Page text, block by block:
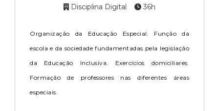
Disciplina Digital 36h
Organização da Educação Especial. Função da
escola e da sociedade fundamentadas pela legislação
da Educação Inclusiva. Exercícios domiciliares.
Formação de professores nas diferentes áreas
especiais.